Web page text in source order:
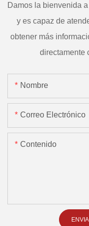
Damos la bienvenida
y es capaz de
obtener más
directamente
Nombre
Correo Electrónico
Contenido